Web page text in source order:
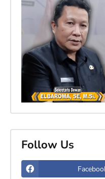
Follow Us